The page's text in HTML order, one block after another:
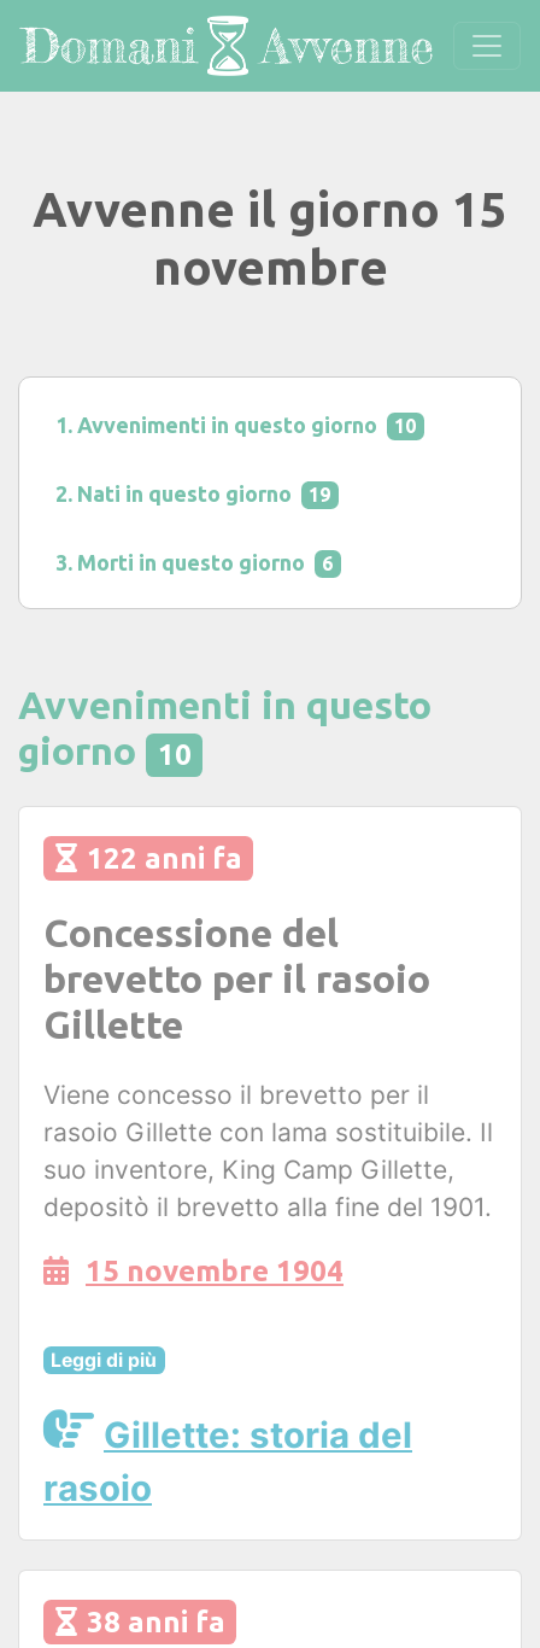
Avvenne il giorno 15
novembre
Avvenimenti in questo giorno 10
Nati in questo giorno 19
Morti in questo giorno 6
Avvenimenti in questo
giorno
10
122 anni fa
Concessione del
brevetto per il rasoio
Gillette
Viene concesso il brevetto per il
rasoio Gillette con lama sostituibile. Il
suo inventore, King Camp Gillette,
depositò il brevetto alla fine del 1901.
15 novembre 1904
Leggi di più
Gillette: storia del
rasoio
38 anni fa